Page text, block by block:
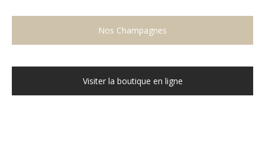
Nos Champagnes
Visiter la boutique en ligne